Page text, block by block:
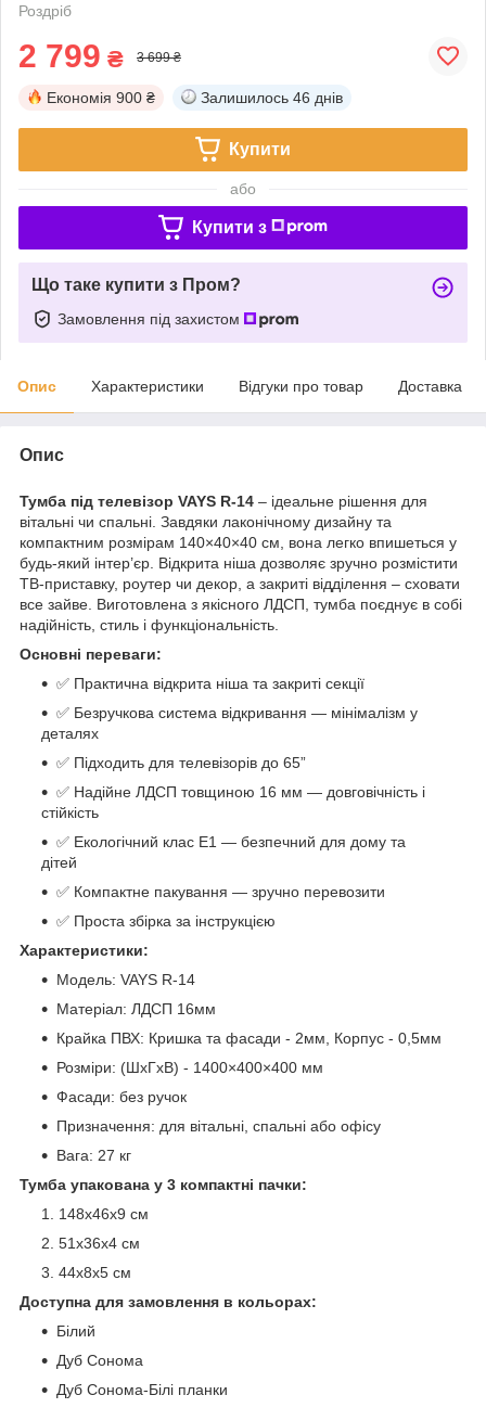
Роздріб
2 799 ₴ 3 699 ₴
Економія 900 ₴ Залишилось 46 днів
Купити
або
Купити з
Що таке купити з Пром?
Замовлення під захистом
Опис Характеристики Відгуки про товар Доставка
Опис
Тумба під телевізор VAYS R-14 – ідеальне рішення для
вітальні чи спальні. Завдяки лаконічному дизайну та
компактним розмірам 140×40×40 см, вона легко впишеться у
будь-який інтер’єр. Відкрита ніша дозволяє зручно розмістити
ТВ-приставку, роутер чи декор, а закриті відділення – сховати
все зайве. Виготовлена з якісного ЛДСП, тумба поєднує в собі
надійність, стиль і функціональність.
Основні переваги:
✅ Практична відкрита ніша та закриті секції
✅ Безручкова система відкривання — мінімалізм у
деталях
✅ Підходить для телевізорів до 65”
✅ Надійне ЛДСП товщиною 16 мм — довговічність і
стійкість
✅ Екологічний клас Е1 — безпечний для дому та
дітей
✅ Компактне пакування — зручно перевозити
✅ Проста збірка за інструкцією
Характеристики:
Модель: VAYS R-14
Матеріал: ЛДСП 16мм
Крайка ПВХ: Кришка та фасади - 2мм, Корпус - 0,5мм
Розміри: (ШхГхВ) - 1400×400×400 мм
Фасади: без ручок
Призначення: для вітальні, спальні або офісу
Вага: 27 кг
Тумба упакована у 3 компактні пачки:
148х46х9 см
51х36х4 см
44х8х5 см
Доступна для замовлення в кольорах:
Білий
Дуб Сонома
Дуб Сонома-Білі планки